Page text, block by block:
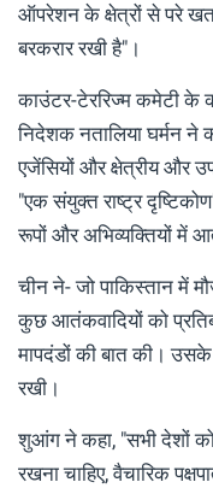
ऑपरेशन के क्षेत्रों से परे
बरकरार रखी है"।
काउंटर-टेररिज्म कमेटी के
निदेशक नतालिया घर्मन ने
एजेंसियों और क्षेत्रीय और
"एक संयुक्त राष्ट्र
रूपों और अभिव्यक्तियों में
चीन ने- जो पाकिस्तान में
कुछ आतंकवादियों को
मापदंडों की बात की।
रखी।
शुआंग ने कहा, "सभी देशों को
रखना चाहिए, वैचारिक